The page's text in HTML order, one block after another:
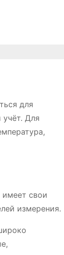
для
Для
свои
измерения.